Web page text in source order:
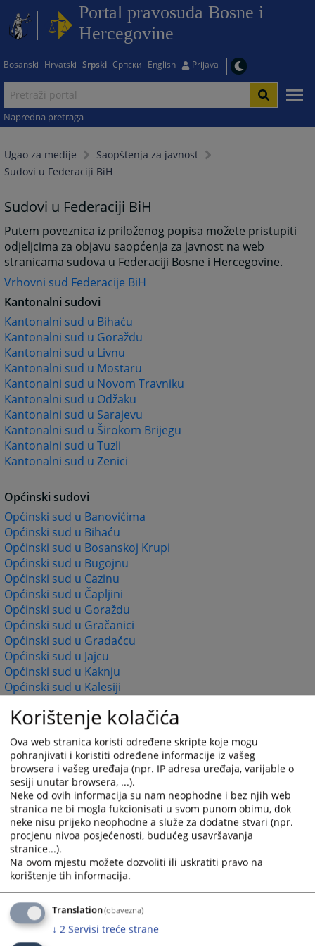
Portal pravosuđa Bosne i
Hercegovine
Bosanski Hrvatski Srpski Српски English Prijava
Napredna pretraga
Ugao za medije
Saopštenja za javnost
Sudovi u Federaciji BiH
Sudovi u Federaciji BiH
Putem poveznica iz priloženog popisa možete pristupiti
odjeljcima za objavu saopćenja za javnost na web
stranicama sudova u Federaciji Bosne i Hercegovine.
Vrhovni sud Federacije BiH
Kantonalni sudovi
Kantonalni sud u Bihaću
Kantonalni sud u Goraždu
Kantonalni sud u Livnu
Kantonalni sud u Mostaru
Kantonalni sud u Novom Travniku
Kantonalni sud u Odžaku
Kantonalni sud u Sarajevu
Kantonalni sud u Širokom Brijegu
Kantonalni sud u Tuzli
Kantonalni sud u Zenici
Općinski sudovi
Općinski sud u Banovićima
Općinski sud u Bihaću
Općinski sud u Bosanskoj Krupi
Općinski sud u Bugojnu
Općinski sud u Cazinu
Općinski sud u Čapljini
Općinski sud u Goraždu
Općinski sud u Gračanici
Općinski sud u Gradačcu
Općinski sud u Jajcu
Općinski sud u Kaknju
Općinski sud u Kalesiji
Općinski sud u Konjicu
Općinski sud u Livnu
Općinski sud u Lukavcu
Općinski sud u Ljubuškom
Općinski sud u Mostaru
Općinski sud u Orašju
Općinski sud u Sanskom Mostu
Općinski sud u Širokom Brijegu
Općinski sud u Tešnju
Općinski sud u Travniku
Općinski sud u Tuzli
Općinski sud u Velikoj Kladuši
Općinski sud u Visokom
Općinski sud u Zavidovićima
Općinski sud u Zenici
Korištenje kolačića
Ova web stranica koristi određene skripte koje mogu
pohranjivati i koristiti određene informacije iz vašeg
browsera i vašeg uređaja (npr. IP adresa uređaja, varijable o
sesiji unutar browsera, ...).
Neke od ovih informacija su nam neophodne i bez njih web
stranica ne bi mogla fukcionisati u svom punom obimu, dok
neke nisu prijeko neophodne a služe za dodatne stvari (npr.
procjenu nivoa posjećenosti, budućeg usavršavanja
stranice...).
Na ovom mjestu možete dozvoliti ili uskratiti pravo na
korištenje tih informacija.
Translation(obavezna)
↓ 2 Servisi treće strane